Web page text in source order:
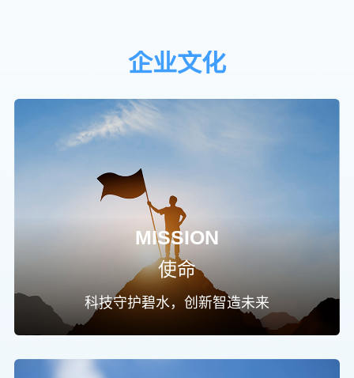
9
0
1
3
4
6
7
8
7
8
5
6
7
9
6
7
8
0
1
2
3
4
5
5
6
7
9
8
9
0
2
3
5
5
6
7
9
9
0
2
3
4
5
6
7
4
5
9
4
5
9
企业文化
MISSION
使命
科技守护碧水，创新智造未来